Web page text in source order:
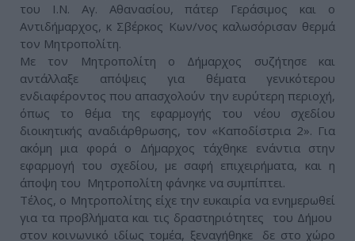
του Ι.Ν. Αγ. Αθανασίου, πάτερ Γεράσιμος και ο
Αντιδήμαρχος, κ Σβέρκος Κων/νος καλωσόρισαν θερμά
τον Μητροπολίτη.
Με τον Μητροπολίτη ο Δήμαρχος συζήτησε και
αντάλλαξε απόψεις για θέματα γενικότερου
ενδιαφέροντος που απασχολούν την ευρύτερη περιοχή,
όπως το θέμα της εφαρμογής του νέου σχεδίου
διοικητικής αναδιάρθρωσης, τον «Καποδίστρια 2». Για
ακόμη μια φορά ο Δήμαρχος τάχθηκε ενάντια στην
εφαρμογή του σχεδίου, με σαφή επιχειρήματα, και η
άποψη του Μητροπολίτη φάνηκε να συμπίπτει.
Τέλος, ο Μητροπολίτης είχε την ευκαιρία να ενημερωθεί
για τα προβλήματα και τις δραστηριότητες του Δήμου
στον κοινωνικό ιδίως τομέα, ξεναγήθηκε δε στο χώρο